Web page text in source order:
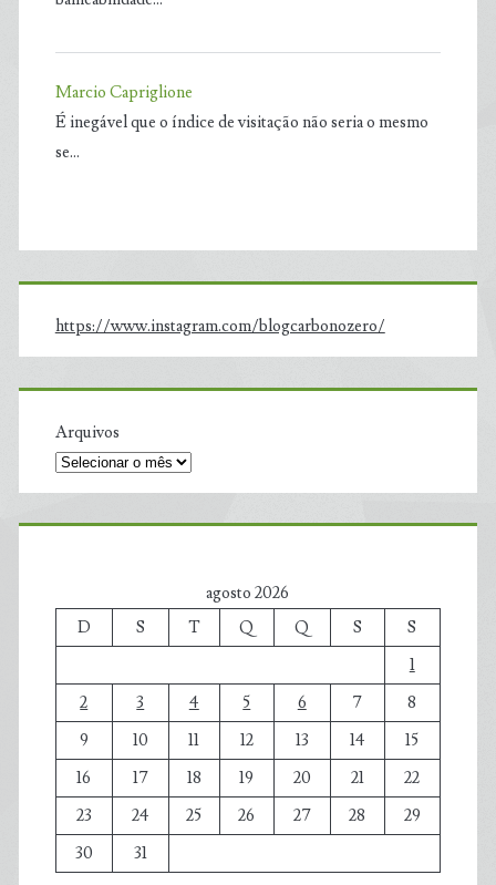
Marcio Capriglione
É inegável que o índice de visitação não seria o mesmo
se…
https://www.instagram.com/blogcarbonozero/
Arquivos
agosto 2026
D
S T Q Q S
S
1
2
3 4 5 6 7
8
9
10 11 12 13 14
15
16
17 18 19 20 21
22
23
24 25 26 27 28
29
30
31